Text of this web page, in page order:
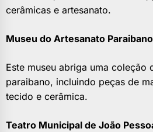
cerâmicas e artesanato.
Museu do Artesanato Paraibano
Este museu abriga uma coleção
paraibano, incluindo peças de
tecido e cerâmica.
Teatro Municipal de João